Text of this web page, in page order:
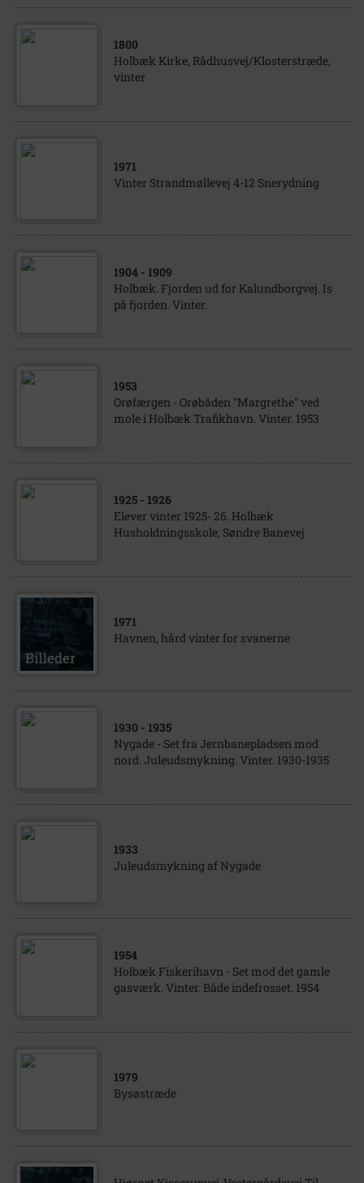
1800
Holbæk Kirke, Rådhusvej/Klosterstræde,
vinter
1971
Vinter Strandmøllevej 4-12 Snerydning
1904 - 1909
Holbæk. Fjorden ud for Kalundborgvej. Is
på fjorden. Vinter.
1953
Orøfærgen - Orøbåden "Margrethe" ved
mole i Holbæk Trafikhavn. Vinter. 1953
1925 - 1926
Elever vinter 1925- 26. Holbæk
Husholdningsskole, Søndre Banevej
1971
Havnen, hård vinter for svanerne
1930 - 1935
Nygade - Set fra Jernbanepladsen mod
nord. Juleudsmykning. Vinter. 1930-1935
1933
Juleudsmykning af Nygade
1954
Holbæk Fiskerihavn - Set mod det gamle
gasværk. Vinter. Både indefrosset. 1954
1979
Bysøstræde